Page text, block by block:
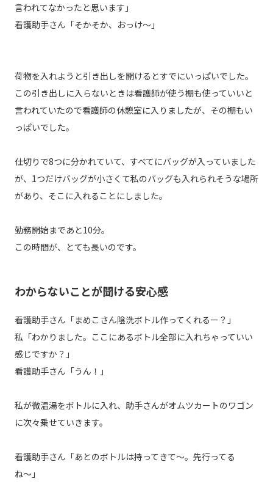
言われてなかったと思います」
看護助手さん「そかそか、おっけ〜」
荷物を入れようと引き出しを開けるとすでにいっぱいでした。
この引き出しに入らないときは看護師が使う棚も使っていいと
言われていたので看護師の休憩室に入りましたが、その棚もい
っぱいでした。
仕切りで8つに分かれていて、すべてにバッグが入っていました
が、1つだけバッグが小さくて私のバッグも入れられそうな場所
があり、そこに入れることにしました。
勤務開始まであと10分。
この時間が、とても長いのです。
わからないことが聞ける安心感
看護助手さん「まめこさん陰洗ボトル作ってくれるー？」
私「わかりました。ここにあるボトル全部に入れちゃっていい
感じですか？」
看護助手さん「うん！」
私が微温湯をボトルに入れ、助手さんがオムツカートのワゴン
に次々乗せていきます。
看護助手さん「あとのボトルは持ってきて〜。先行ってる
ね〜」